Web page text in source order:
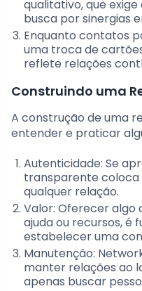
qualitativo, que
busca por sinergias
Enquanto contatos
uma troca de
reflete relações
Construindo uma
A construção de uma
entender e praticar
Autenticidade: Se
transparente coloca
qualquer relação.
Valor: Oferecer algo
ajuda ou recursos, é
estabelecer uma
Manutenção:
manter relações ao
apenas buscar